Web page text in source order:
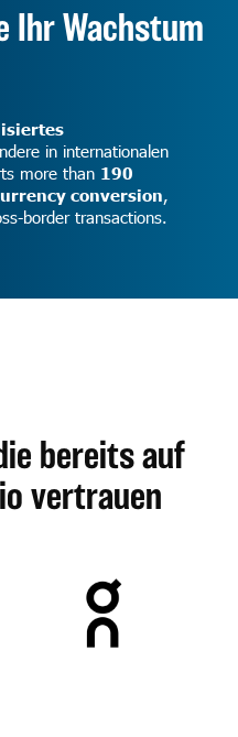
Ihr Wachstum
in internationalen
more than 190
conversion,
border transactions.
bereits auf
vertrauen